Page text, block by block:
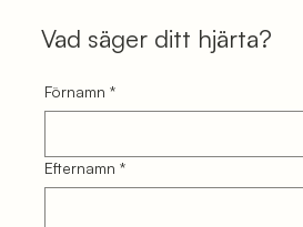
Vad säger ditt hjärta?
Förnamn *
Efternamn *